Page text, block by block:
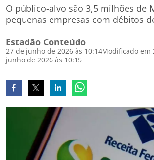
O público-alvo são 3,5 milhões de
pequenas empresas com débitos
Estadão Conteúdo
27 de junho de 2026 às 10:14Modificado em
junho de 2026 às 10:15